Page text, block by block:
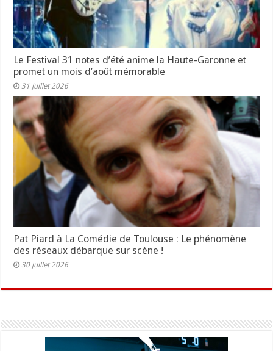
Le Festival 31 notes d’été anime la Haute-Garonne et
promet un mois d’août mémorable
31 juillet 2026
Pat Piard à La Comédie de Toulouse : Le phénomène
des réseaux débarque sur scène !
30 juillet 2026